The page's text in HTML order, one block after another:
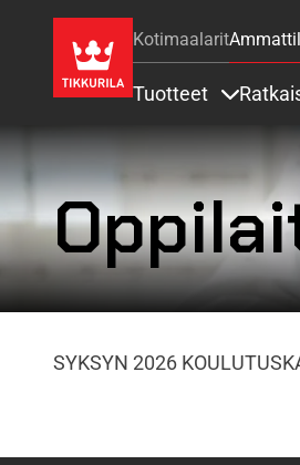
Kotimaalarit
Tuotteet
SYKSYN 2026